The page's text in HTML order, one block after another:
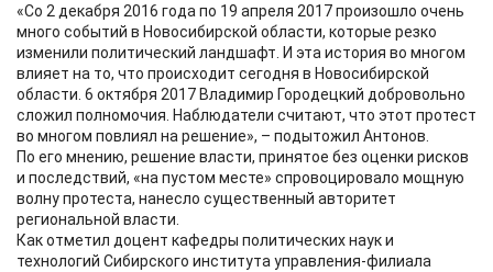
«Со 2 декабря 2016 года по 19 апреля 2017 произошло очень
много событий в Новосибирской области, которые резко
изменили политический ландшафт. И эта история во многом
влияет на то, что происходит сегодня в Новосибирской
области. 6 октября 2017 Владимир Городецкий добровольно
сложил полномочия. Наблюдатели считают, что этот протест
во многом повлиял на решение», – подытожил Антонов.
По его мнению, решение власти, принятое без оценки рисков
и последствий, «на пустом месте» спровоцировало мощную
волну протеста, нанесло существенный авторитет
региональной власти.
Как отметил доцент кафедры политических наук и
технологий Сибирского института управления-филиала